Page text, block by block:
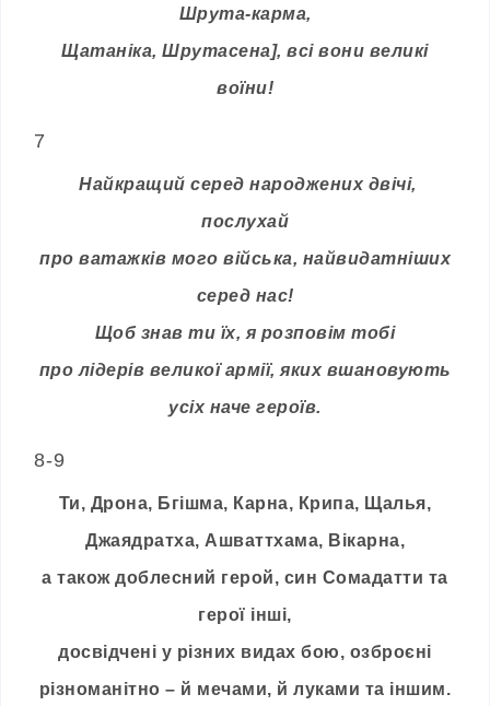
Шрута-карма,
Щатаніка, Шрутасена], всі вони великі
воїни!
7
Найкращий серед народжених двічі,
послухай
про ватажків мого війська, найвидатніших
серед нас!
Щоб знав ти їх, я розповім тобі
про лідерів великої армії, яких вшановують
усіх наче героїв.
8-9
Ти, Дрона, Бгішма, Карна, Крипа, Щалья,
Джаядратха, Ашваттхама, Вікарна,
а також доблесний герой, син Сомадатти та
герої інші,
досвідчені у різних видах бою, озброєні
різноманітно – й мечами, й луками та іншим.